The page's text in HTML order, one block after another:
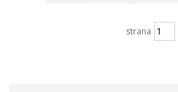
strana